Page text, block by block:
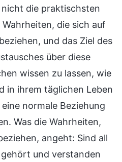
die praktischsten
die sich auf
und das Ziel des
über diese
wissen zu lassen, wie
in ihrem täglichen Leben
normale Beziehung
Was die Wahrheiten,
angeht: Sind all
und verstanden